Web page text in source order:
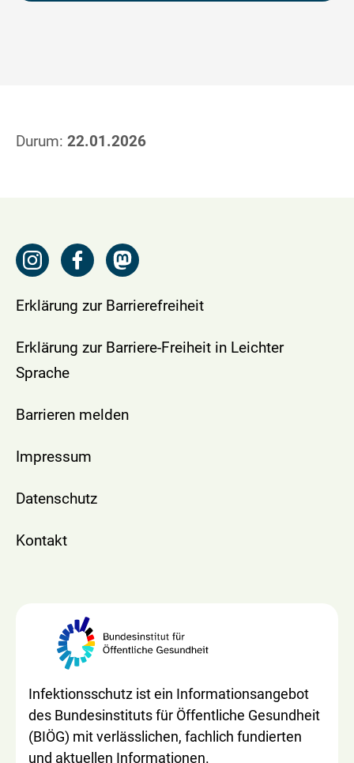
Durum: 22.01.2026
Erklärung zur Barrierefreiheit
Erklärung zur Barriere-Freiheit in Leichter
Sprache
Barrieren melden
Impressum
Datenschutz
Kontakt
Infektionsschutz ist ein Informationsangebot
des Bundesinstituts für Öffentliche Gesundheit
(BIÖG) mit verlässlichen, fachlich fundierten
und aktuellen Informationen.